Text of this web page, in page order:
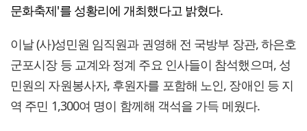
문화축제'를 성황리에 개최했다고 밝혔다.
이날 (사)성민원 임직원과 권영해 전 국방부 장관, 하은호
군포시장 등 교계와 정계 주요 인사들이 참석했으며, 성
민원의 자원봉사자, 후원자를 포함해 노인, 장애인 등 지
역 주민 1,300여 명이 함께해 객석을 가득 메웠다.